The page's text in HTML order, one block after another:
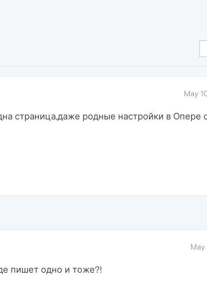
May
страница,даже родные настройки в Опере
May
пишет одно и тоже?!